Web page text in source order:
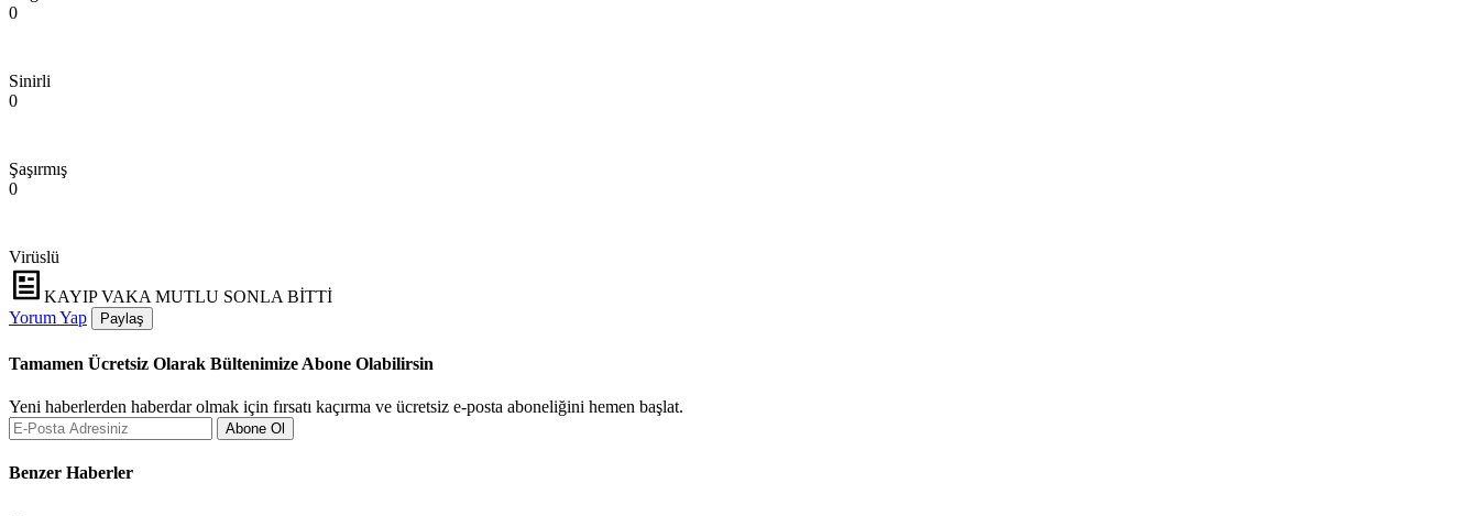
0
Sinirli
0
Şaşırmış
0
Virüslü
KAYIP VAKA MUTLU SONLA BİTTİ
Yorum Yap
Paylaş
Tamamen Ücretsiz Olarak Bültenimize Abone Olabilirsin
Yeni haberlerden haberdar olmak için fırsatı kaçırma ve ücretsiz e-posta aboneliğini hemen başlat.
Abone Ol
Benzer Haberler